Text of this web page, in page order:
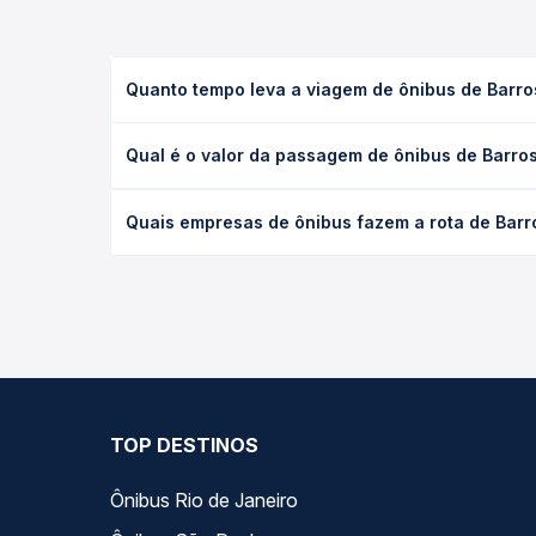
Quanto tempo leva a viagem de ônibus de
(convencional, executivo ou leito) e as condições
Qual é o valor da passagem de ônibus de
empresa, o tipo de poltrona e a antecedência da
Quais empresas de ônibus fazem a rota de
TOP DESTINOS
Ônibus Rio de Janeiro